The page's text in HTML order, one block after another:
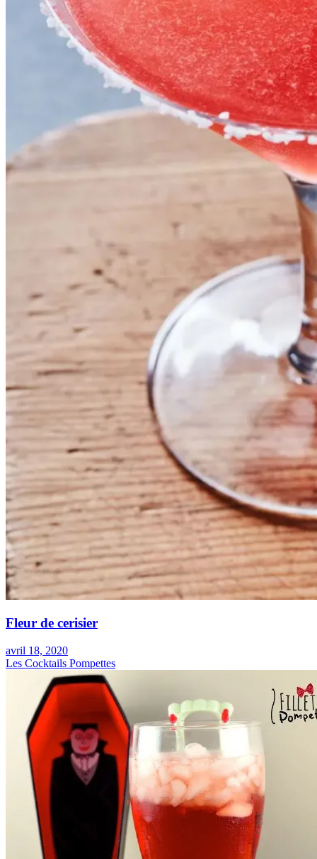
Fleur de cerisier
avril 18, 2020
Les Cocktails Pompettes